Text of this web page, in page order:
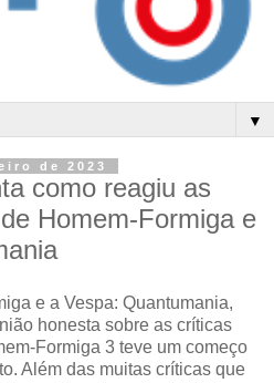
▼
de 2023
como reagiu as
Homem-Formiga e
e a Vespa: Quantumania,
honesta sobre as críticas
Formiga 3 teve um começo
Além das muitas críticas que